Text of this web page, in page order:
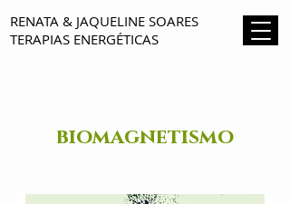
RENATA & JAQUELINE SOARES
TERAPIAS ENERGÉTICAS
biomagnetismo